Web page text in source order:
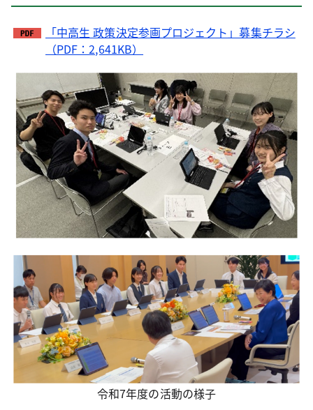
「中高生 政策決定参画プロジェクト」募集チラシ
（PDF：2,641KB）
令和7年度の活動の様子